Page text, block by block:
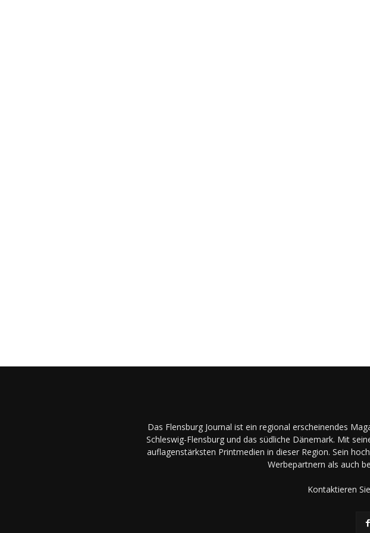
Das Flensburg Journal ist ein regional erscheinendes
Schleswig-Flensburg und das südliche Dänemark. Mit
auflagenstärksten Printmedien in dieser Region. Sein
Werbepartnern als auch
Kontaktieren